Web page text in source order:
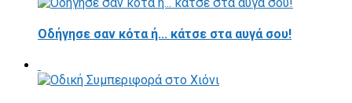
Οδήγησε σαν κότα ή... κάτσε στα αυγά σου!